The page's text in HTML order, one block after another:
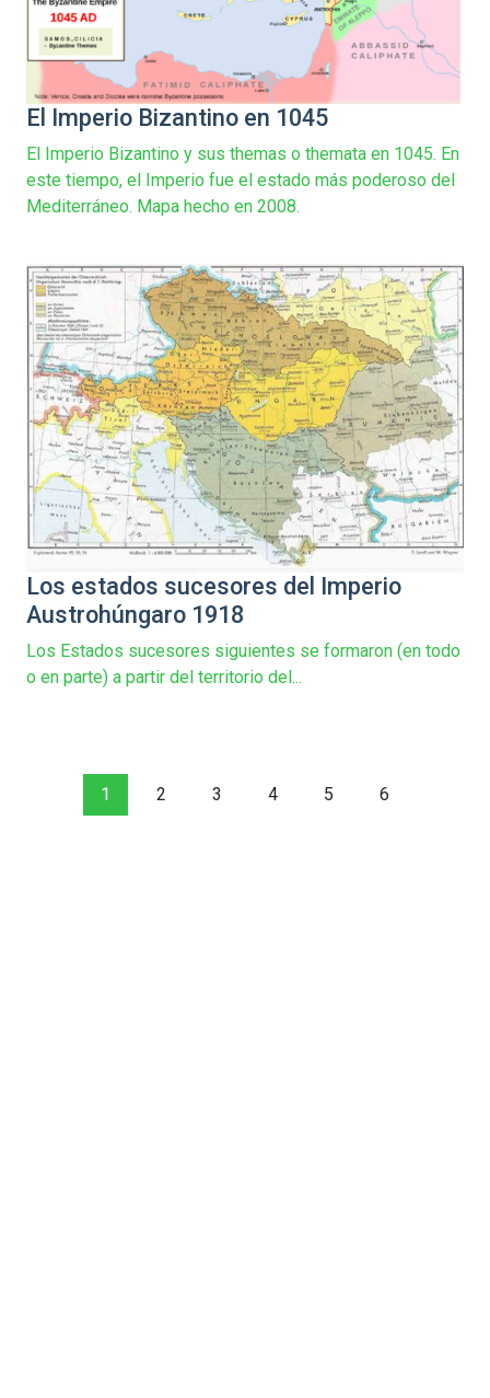
El Imperio Bizantino en 1045
El Imperio Bizantino y sus themas o themata en 1045. En
este tiempo, el Imperio fue el estado más poderoso del
Mediterráneo. Mapa hecho en 2008.
Los estados sucesores del Imperio
Austrohúngaro 1918
Los Estados sucesores siguientes se formaron (en todo
o en parte) a partir del territorio del...
1 2 3 4 5 6